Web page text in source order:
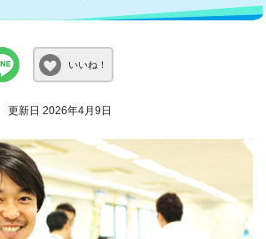
いいね！
更新日 2026年4月9日